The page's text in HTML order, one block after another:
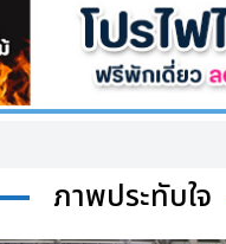
ภาพประทับใจ